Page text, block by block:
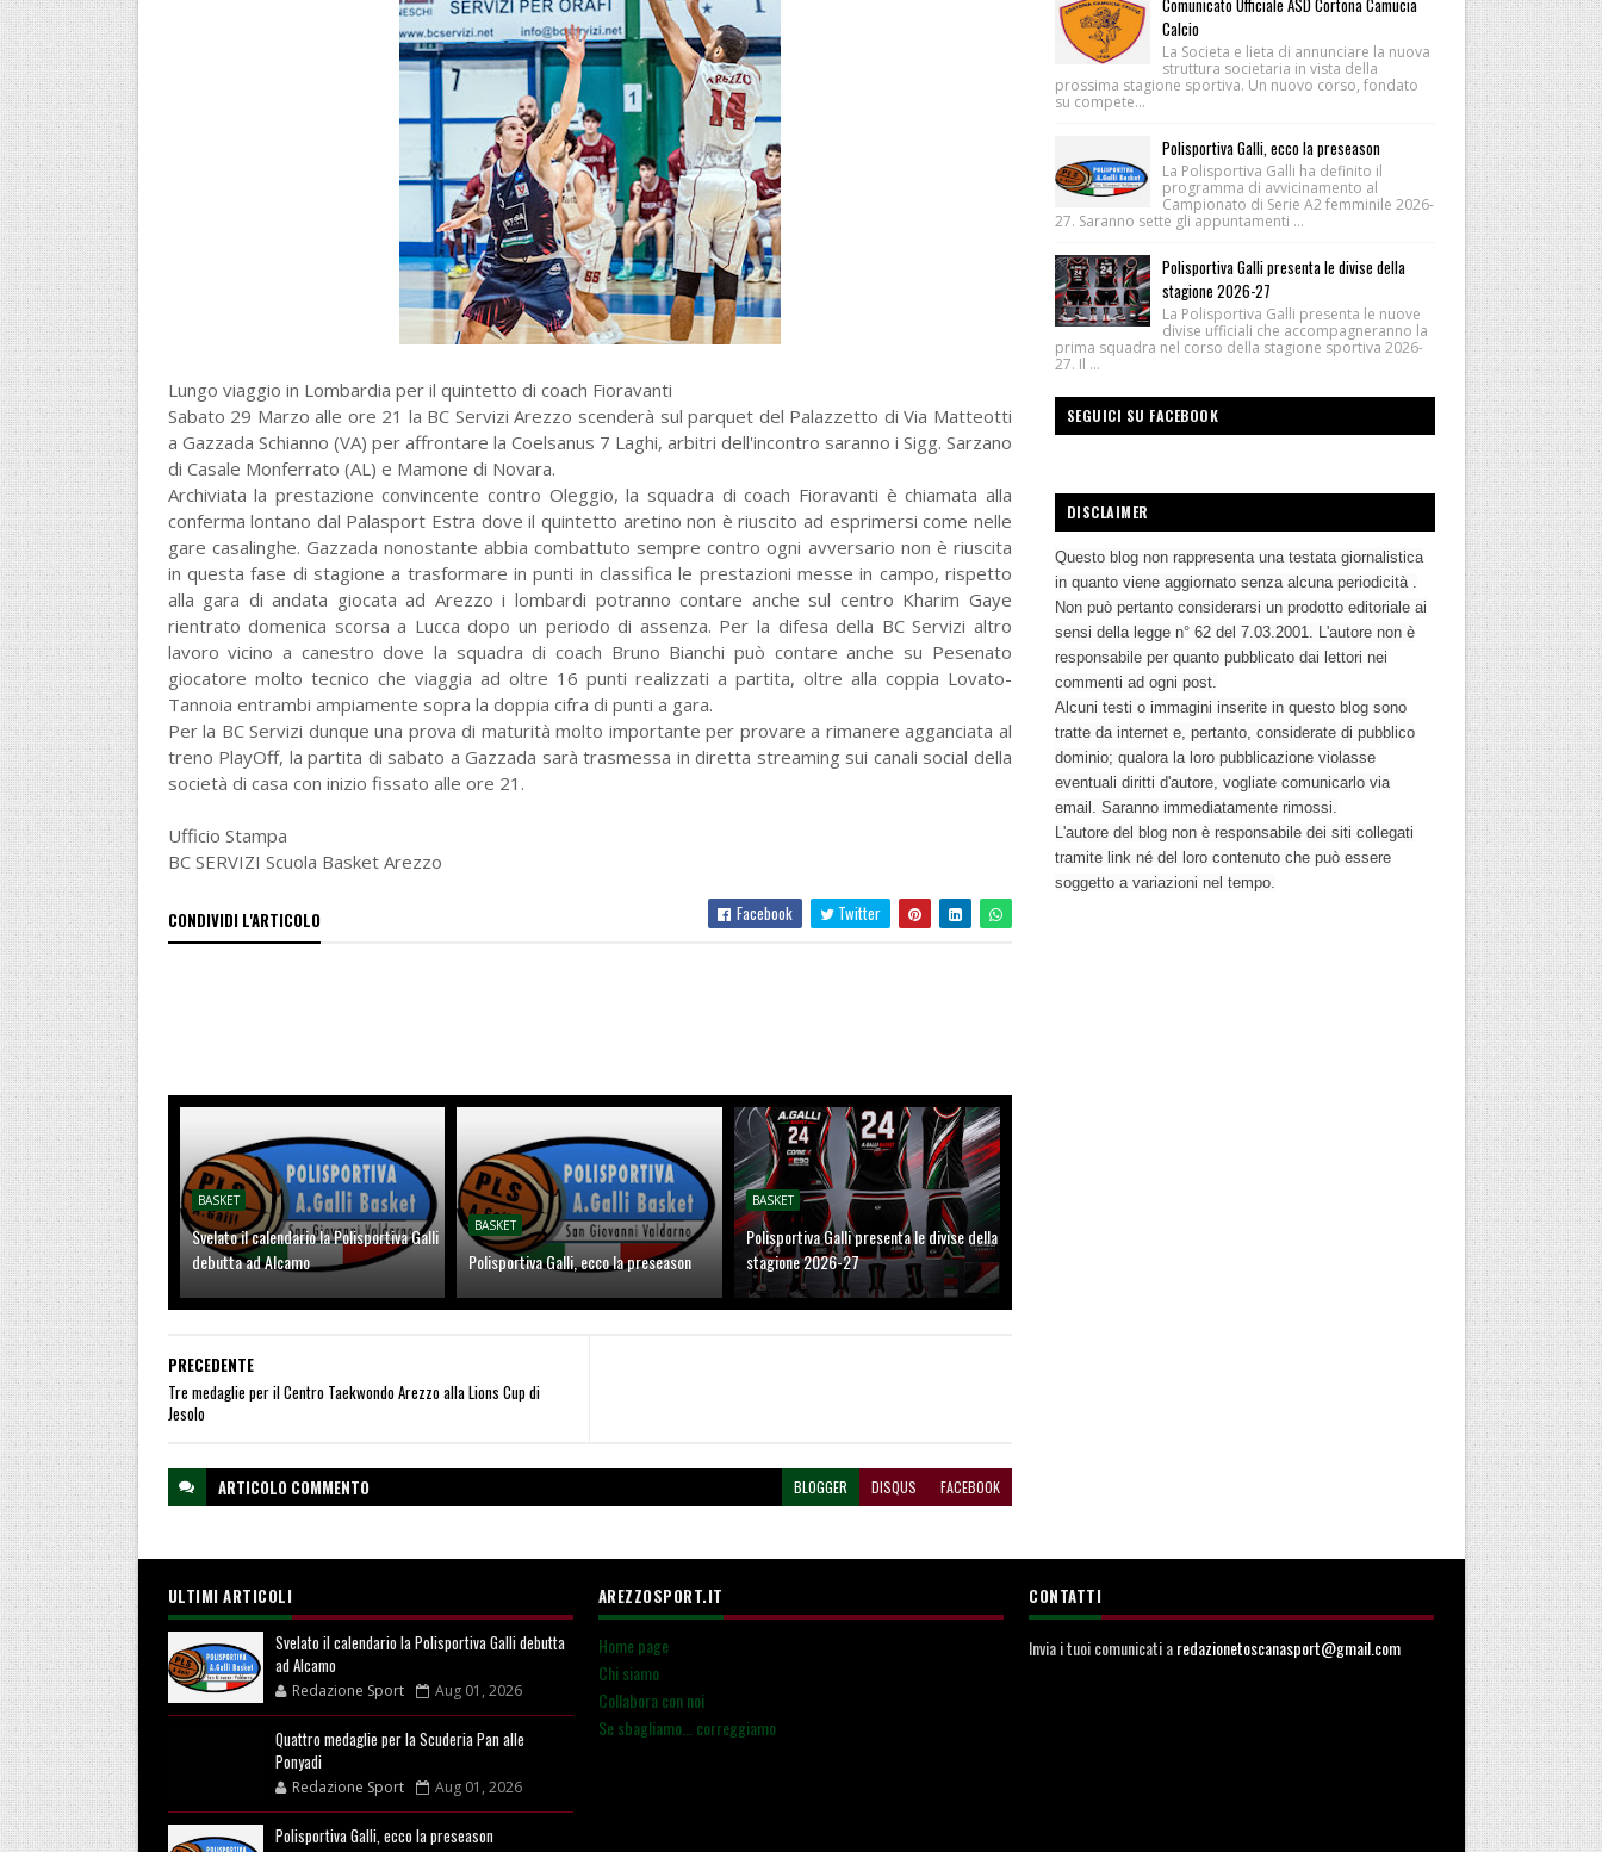
Lungo viaggio in Lombardia per il quintetto di coach Fioravanti
Sabato 29 Marzo alle ore 21 la BC Servizi Arezzo scenderà sul parquet del Palazzetto di Via Matteotti
a Gazzada Schianno (VA) per affrontare la Coelsanus 7 Laghi, arbitri dell'incontro saranno i Sigg. Sarzano
di Casale Monferrato (AL) e Mamone di Novara.
Archiviata la prestazione convincente contro Oleggio, la squadra di coach Fioravanti è chiamata alla
conferma lontano dal Palasport Estra dove il quintetto aretino non è riuscito ad esprimersi come nelle
gare casalinghe. Gazzada nonostante abbia combattuto sempre contro ogni avversario non è riuscita
in questa fase di stagione a trasformare in punti in classifica le prestazioni messe in campo, rispetto
alla gara di andata giocata ad Arezzo i lombardi potranno contare anche sul centro Kharim Gaye
rientrato domenica scorsa a Lucca dopo un periodo di assenza. Per la difesa della BC Servizi altro
lavoro vicino a canestro dove la squadra di coach Bruno Bianchi può contare anche su Pesenato
giocatore molto tecnico che viaggia ad oltre 16 punti realizzati a partita, oltre alla coppia Lovato-
Tannoia entrambi ampiamente sopra la doppia cifra di punti a gara.
Per la BC Servizi dunque una prova di maturità molto importante per provare a rimanere agganciata al
treno PlayOff, la partita di sabato a Gazzada sarà trasmessa in diretta streaming sui canali social della
società di casa con inizio fissato alle ore 21.
Ufficio Stampa
BC SERVIZI Scuola Basket Arezzo
CONDIVIDI L'ARTICOLO Facebook Twitter
BASKET
Svelato il calendario la Polisportiva Galli
debutta ad Alcamo
BASKET
Polisportiva Galli, ecco la preseason
BASKET
Polisportiva Galli presenta le divise della
stagione 2026-27
PRECEDENTE
Tre medaglie per il Centro Taekwondo Arezzo alla Lions Cup di
Jesolo
ARTICOLO COMMENTO BLOGGER DISQUS FACEBOOK
Comunicato Ufficiale ASD Cortona Camucia
Calcio
La Societa e lieta di annunciare la nuova
struttura societaria in vista della
prossima stagione sportiva. Un nuovo corso, fondato
su compete...
Polisportiva Galli, ecco la preseason
La Polisportiva Galli ha definito il
programma di avvicinamento al
Campionato di Serie A2 femminile 2026-
27. Saranno sette gli appuntamenti ...
Polisportiva Galli presenta le divise della
stagione 2026-27
La Polisportiva Galli presenta le nuove
divise ufficiali che accompagneranno la
prima squadra nel corso della stagione sportiva 2026-
27. Il ...
SEGUICI SU FACEBOOK
DISCLAIMER
Questo blog non rappresenta una testata giornalistica
in quanto viene aggiornato senza alcuna periodicità .
Non può pertanto considerarsi un prodotto editoriale ai
sensi della legge n° 62 del 7.03.2001. L'autore non è
responsabile per quanto pubblicato dai lettori nei
commenti ad ogni post.
Alcuni testi o immagini inserite in questo blog sono
tratte da internet e, pertanto, considerate di pubblico
dominio; qualora la loro pubblicazione violasse
eventuali diritti d'autore, vogliate comunicarlo via
email. Saranno immediatamente rimossi.
L'autore del blog non è responsabile dei siti collegati
tramite link né del loro contenuto che può essere
soggetto a variazioni nel tempo.
ULTIMI ARTICOLI
Svelato il calendario la Polisportiva Galli debutta
ad Alcamo
Redazione Sport Aug 01, 2026
Quattro medaglie per la Scuderia Pan alle
Ponyadi
Redazione Sport Aug 01, 2026
Polisportiva Galli, ecco la preseason
AREZZOSPORT.IT
Home page
Chi siamo
Collabora con noi
Se sbagliamo... correggiamo
CONTATTI
Invia i tuoi comunicati aredazionetoscanasport@gmail.com